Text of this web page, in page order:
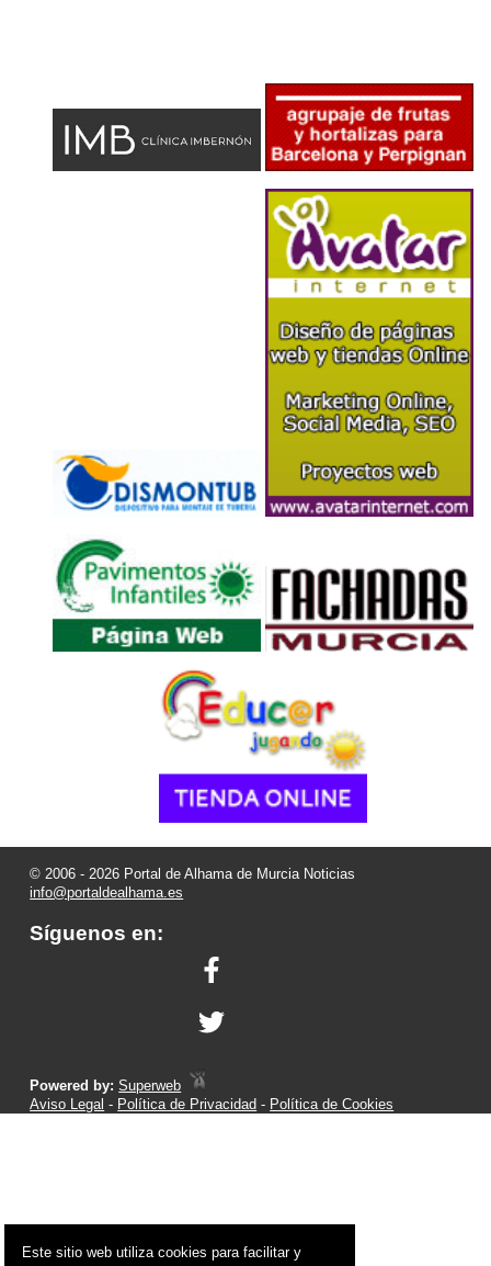
© 2006 - 2026 Portal de Alhama de Murcia Noticias
info@portaldealhama.es
Síguenos en:
Powered by:Superweb
Aviso Legal - Política de Privacidad - Política de Cookies
Este sitio web utiliza cookies para facilitar y